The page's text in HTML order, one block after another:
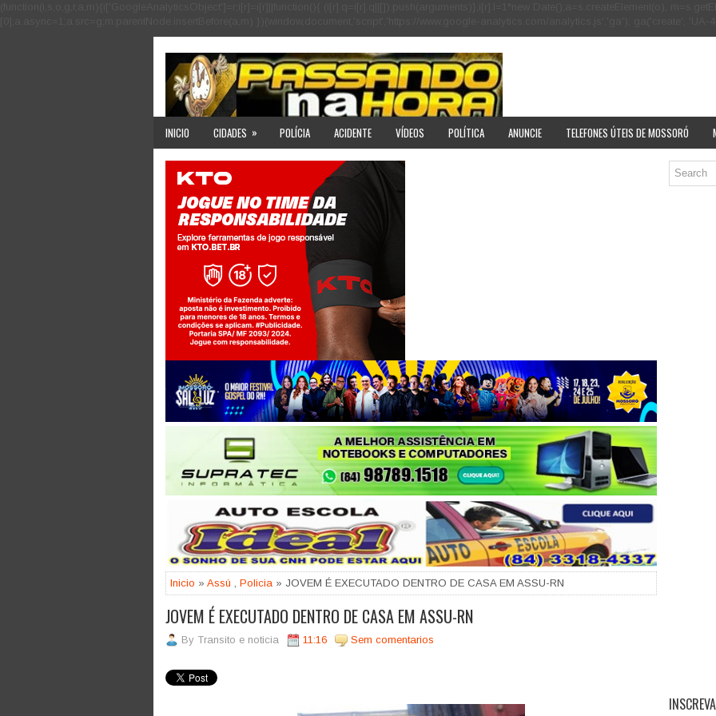
INICIO CIDADES » POLÍCIA ACIDENTE VÍDEOS POLÍTICA ANUNCIE TELEFONES ÚTEIS DE MOSSORÓ
Jogue com responsabilidade. 18+
Inicio » Assú Policia » JOVEM É EXECUTADO DENTRO DE CASA EM ASSU-RN
JOVEM É EXECUTADO DENTRO DE CASA EM ASSU-RN
By Transito e noticia 11:16 Sem comentarios